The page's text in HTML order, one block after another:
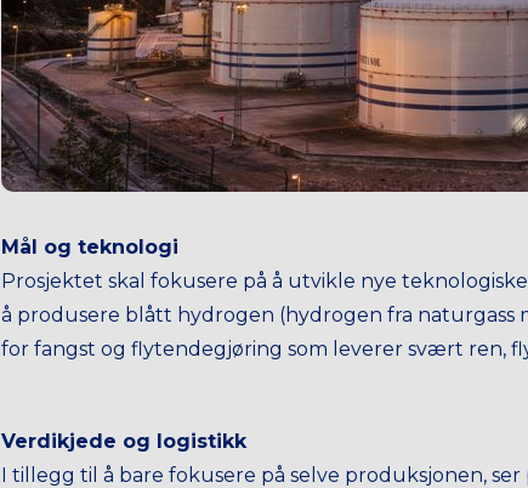
Mål og teknologi
Prosjektet skal fokusere på å utvikle nye
å produsere blått hydrogen (hydrogen fra naturgass
for fangst og flytendegjøring som leverer svært ren,
Verdikjede og logistikk
I tillegg til å bare fokusere på selve produksjonen,